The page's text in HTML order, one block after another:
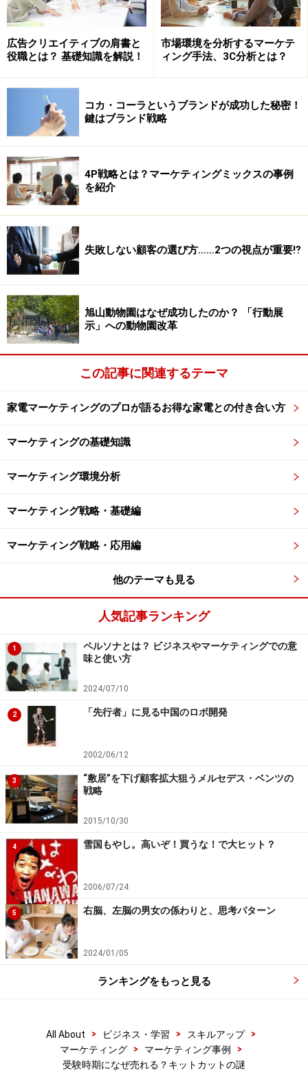
広告クリエイティブの肩書と
役職とは？ 基礎知識を解説！
市場環境を分析するマーケテ
ィング手法、3C分析とは？
コカ・コーラというブランドが成功した秘密！
鍵はブランド戦略
4P戦略とは？マーケティングミックスの事例
を紹介
失敗しない顧客の選び方……2つの視点が重要⁉
旭山動物園はなぜ成功したのか？ 「行動展
示」への動物園改革
この記事に関連するテーマ
家電マーケティングのプロが語るお得な家電との付き合い方
マーケティングの基礎知識
マーケティング環境分析
マーケティング戦略・基礎編
マーケティング戦略・応用編
他のテーマも見る
人気記事ランキング
1
ペルソナとは？ ビジネスやマーケティングでの意
味と使い方
2024/07/10
2 「先行者」に見る中国のロボ開発
2002/06/12
3
“敷居”を下げ顧客拡大狙うメルセデス・ベンツの
戦略
2015/10/30
4 雪国もやし。高いぞ！買うな！で大ヒット？
2006/07/24
5 右脳、左脳の男女の係わりと、思考パターン
2024/01/05
ランキングをもっと見る
All About > ビジネス・学習 > スキルアップ
>
マーケティング
> マーケティング事例
>
受験時期になぜ売れる？キットカットの謎